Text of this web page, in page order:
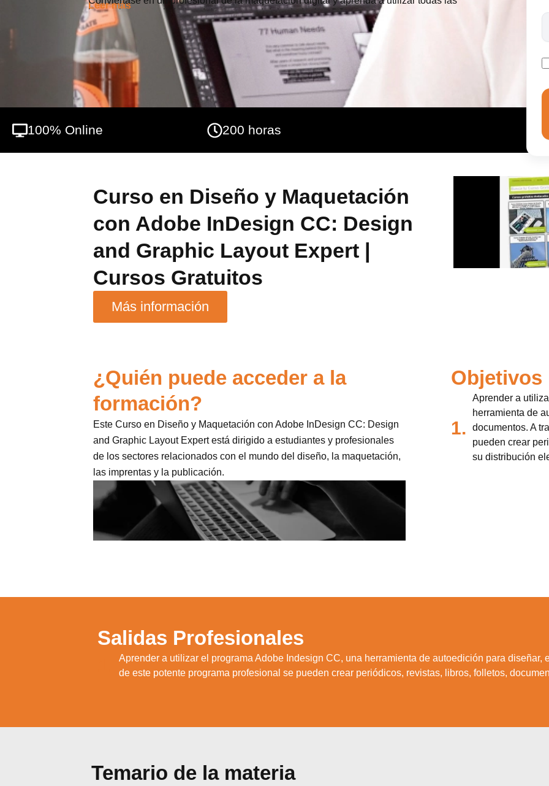
herramientas y utilidades del programa Adobe Indesign CC.
Leer más
100% Online 200 horas
Curso en Diseño y Maquetación
con Adobe InDesign CC: Design
and Graphic Layout Expert |
Cursos Gratuitos
Más información
¿Quién puede acceder a la
formación?
Este Curso en Diseño y Maquetación con Adobe InDesign CC: Design
and Graphic Layout Expert está dirigido a estudiantes y profesionales
de los sectores relacionados con el mundo del diseño, la maquetación,
las imprentas y la publicación.
Objetivos
1.
Aprender a
herramienta de
documentos. A
pueden crear
su distribución
Salidas Profesionales
Aprender a utilizar el programa Adobe Indesign CC, una herramienta de autoedición para diseñar,
de este potente programa profesional se pueden crear periódicos, revistas, libros, folletos,
Temario de la materia